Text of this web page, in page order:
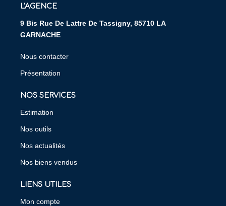
L'AGENCE
9 Bis Rue De Lattre De Tassigny, 85710 LA
GARNACHE
Nous contacter
Présentation
NOS SERVICES
Estimation
Nos outils
Nos actualités
Nos biens vendus
LIENS UTILES
Mon compte